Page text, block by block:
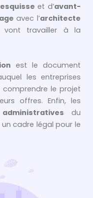
esquisseet d’avant-
avec l’architecte
vont travailler à la
est le document
les entreprises
le projet
offres. Enfin, les
administratives du
cadre légal pour le